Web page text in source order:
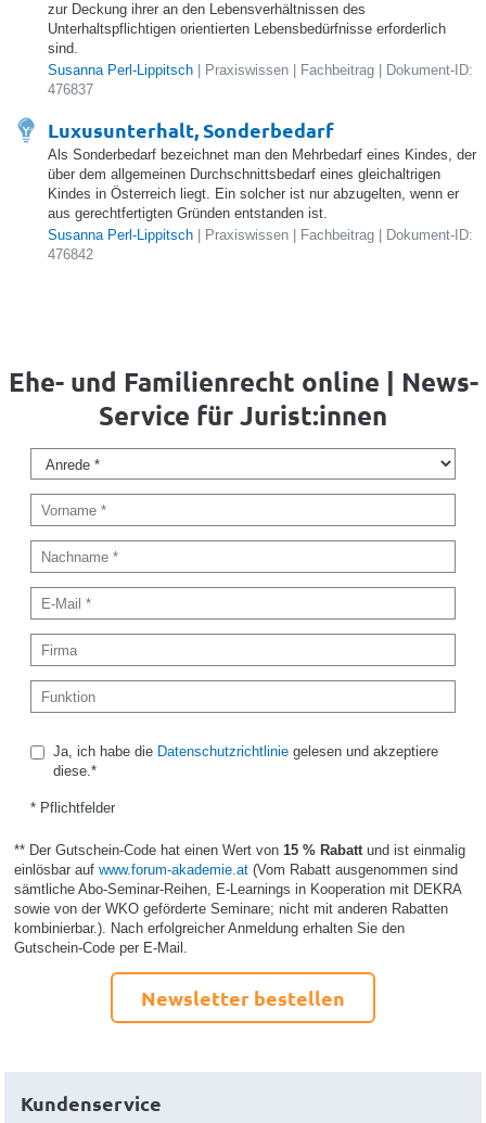
zur Deckung ihrer an den Lebensverhältnissen des
Unterhaltspflichtigen orientierten Lebensbedürfnisse erforderlich
sind.
Susanna Perl-Lippitsch | Praxiswissen | Fachbeitrag | Dokument-ID:
476837
Luxusunterhalt, Sonderbedarf
Als Sonderbedarf bezeichnet man den Mehrbedarf eines Kindes, der
über dem allgemeinen Durchschnittsbedarf eines gleichaltrigen
Kindes in Österreich liegt. Ein solcher ist nur abzugelten, wenn er
aus gerechtfertigten Gründen entstanden ist.
Susanna Perl-Lippitsch | Praxiswissen | Fachbeitrag | Dokument-ID:
476842
Ehe- und Familienrecht online | News-
Service für Jurist:innen
Ja, ich habe die Datenschutzrichtliniegelesen und akzeptiere
diese.*
* Pflichtfelder
** Der Gutschein-Code hat einen Wert von 15 % Rabatt und ist einmalig
einlösbar auf www.forum-akademie.at(Vom Rabatt ausgenommen sind
sämtliche Abo-Seminar-Reihen, E-Learnings in Kooperation mit DEKRA
sowie von der WKO geförderte Seminare; nicht mit anderen Rabatten
kombinierbar.). Nach erfolgreicher Anmeldung erhalten Sie den
Gutschein-Code per E-Mail.
Newsletter bestellen
Kundenservice